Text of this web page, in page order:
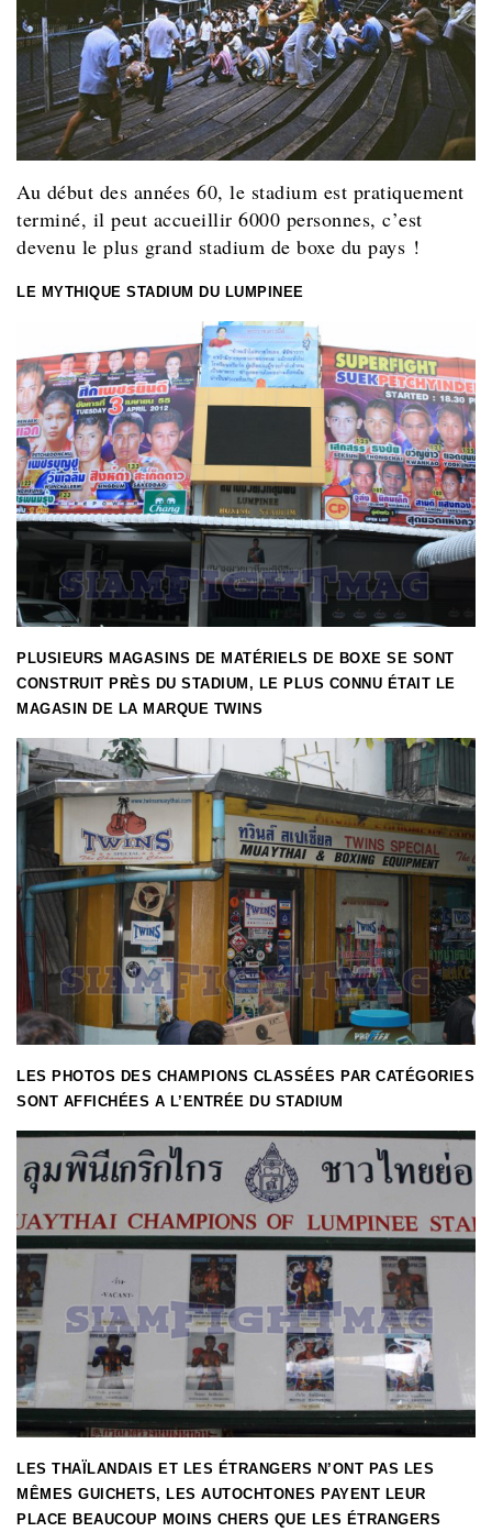
Au début des années 60, le stadium est pratiquement
terminé, il peut accueillir 6000 personnes, c’est
devenu le plus grand stadium de boxe du pays !
LE MYTHIQUE STADIUM DU LUMPINEE
PLUSIEURS MAGASINS DE MATÉRIELS DE BOXE SE SONT
CONSTRUIT PRÈS DU STADIUM, LE PLUS CONNU ÉTAIT LE
MAGASIN DE LA MARQUE TWINS
LES PHOTOS DES CHAMPIONS CLASSÉES PAR CATÉGORIES
SONT AFFICHÉES A L’ENTRÉE DU STADIUM
LES THAÏLANDAIS ET LES ÉTRANGERS N’ONT PAS LES
MÊMES GUICHETS, LES AUTOCHTONES PAYENT LEUR
PLACE BEAUCOUP MOINS CHERS QUE LES ÉTRANGERS